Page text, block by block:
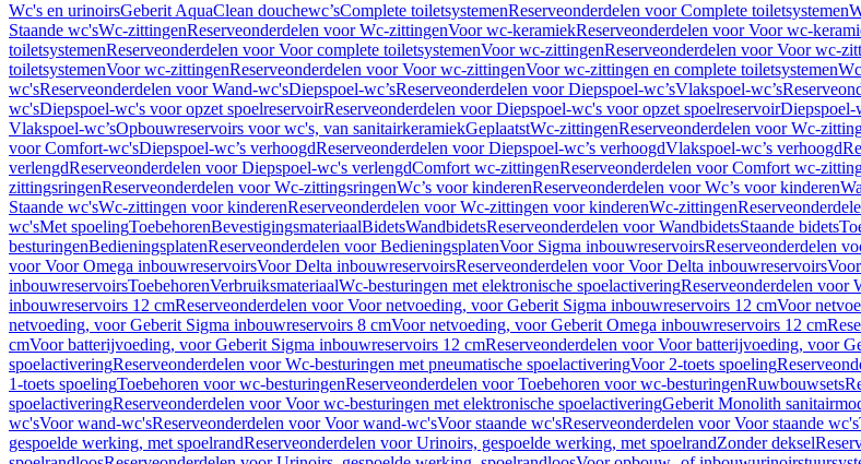
Wc's en urinoirsGeberit AquaClean douchewc’sComplete toiletsystemenReserveonderdelen voor Complete toiletsystemen
Staande wc'sWc-zittingenReserveonderdelen voor Wc-zittingenVoor wc-keramiekReserveonderdelen voor Voor wc-
toiletsystemenReserveonderdelen voor Voor complete toiletsystemenVoor wc-zittingenReserveonderdelen voor Voor wc-
toiletsystemenVoor wc-zittingenReserveonderdelen voor Voor wc-zittingenVoor wc-zittingen en complete toiletsystemen
wc'sReserveonderdelen voor Wand-wc'sDiepspoel-wc’sReserveonderdelen voor Diepspoel-wc’sVlakspoel-wc’s
wc'sDiepspoel-wc's voor opzet spoelreservoirReserveonderdelen voor Diepspoel-wc's voor opzet spoelreservoirDiepspoel-
Vlakspoel-wc’sOpbouwreservoirs voor wc's, van sanitairkeramiekGeplaatstWc-zittingenReserveonderdelen voor Wc-
voor Comfort-wc'sDiepspoel-wc’s verhoogdReserveonderdelen voor Diepspoel-wc’s verhoogdVlakspoel-wc’s verhoogd
verlengdReserveonderdelen voor Diepspoel-wc's verlengdComfort wc-zittingenReserveonderdelen voor Comfort wc-
zittingsringenReserveonderdelen voor Wc-zittingsringenWc’s voor kinderenReserveonderdelen voor Wc’s voor kinderen
Staande wc'sWc-zittingen voor kinderenReserveonderdelen voor Wc-zittingen voor kinderenWc-zittingen
wc'sMet spoelingToebehorenBevestigingsmateriaalBidetsWandbidetsReserveonderdelen voor WandbidetsStaande bidets
besturingenBedieningsplatenReserveonderdelen voor BedieningsplatenVoor Sigma inbouwreservoirsReserveonderdelen
voor Voor Omega inbouwreservoirsVoor Delta inbouwreservoirsReserveonderdelen voor Voor Delta inbouwreservoirs
inbouwreservoirsToebehorenVerbruiksmateriaalWc-besturingen met elektronische spoelactiveringReserveonderdelen voor
inbouwreservoirs 12 cmReserveonderdelen voor Voor netvoeding, voor Geberit Sigma inbouwreservoirs 12 cmVoor
netvoeding, voor Geberit Sigma inbouwreservoirs 8 cmVoor netvoeding, voor Geberit Omega inbouwreservoirs 12 cm
cmVoor batterijvoeding, voor Geberit Sigma inbouwreservoirs 12 cmReserveonderdelen voor Voor batterijvoeding, voor
spoelactiveringReserveonderdelen voor Wc-besturingen met pneumatische spoelactiveringVoor 2-toets spoeling
1-toets spoelingToebehoren voor wc-besturingenReserveonderdelen voor Toebehoren voor wc-besturingenRuwbouwsets
spoelactiveringReserveonderdelen voor Voor wc-besturingen met elektronische spoelactiveringGeberit Monolith
wc'sVoor wand-wc'sReserveonderdelen voor Voor wand-wc'sVoor staande wc'sReserveonderdelen voor Voor staande wc's
gespoelde werking, met spoelrandReserveonderdelen voor Urinoirs, gespoelde werking, met spoelrandZonder deksel